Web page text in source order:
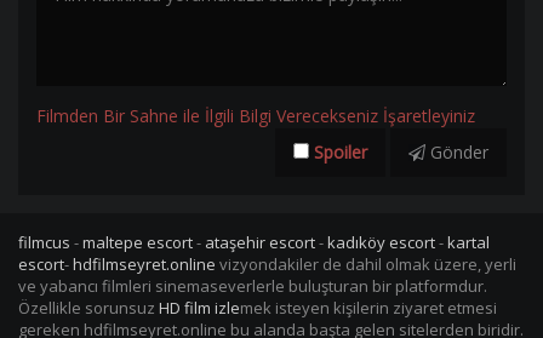
Filmden Bir Sahne ile İlgili Bilgi Verecekseniz İşaretleyiniz
Spoiler
Gönder
filmcus -maltepe escort- ataşehir escort-kadıköy escort-kartal
escort-hdfilmseyret.online vizyondakiler de dahil olmak üzere, yerli
ve yabancı filmleri sinemaseverlerle buluşturan bir platformdur.
Özellikle sorunsuz HD film izlemek isteyen kişilerin ziyaret etmesi
gereken hdfilmseyret.online bu alanda başta gelen sitelerden biridir.